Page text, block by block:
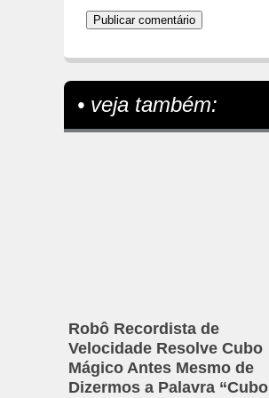
• veja também:
Robô Recordista de
Velocidade Resolve Cubo
Mágico Antes Mesmo de
Dizermos a Palavra “Cubo